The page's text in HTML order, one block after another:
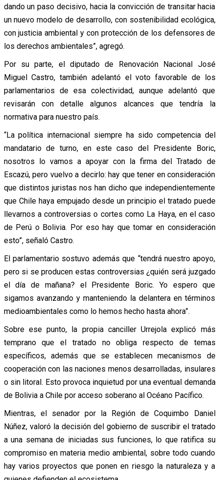
dando un paso decisivo, hacia la convicción de transitar hacia
un nuevo modelo de desarrollo, con sostenibilidad ecológica,
con justicia ambiental y con protección de los defensores de
los derechos ambientales”, agregó.
Por su parte, el diputado de Renovación Nacional José
Miguel Castro, también adelantó el voto favorable de los
parlamentarios de esa colectividad, aunque adelantó que
revisarán con detalle algunos alcances que tendría la
normativa para nuestro país.
“La política internacional siempre ha sido competencia del
mandatario de turno, en este caso del Presidente Boric,
nosotros lo vamos a apoyar con la firma del Tratado de
Escazú, pero vuelvo a decirlo: hay que tener en consideración
que distintos juristas nos han dicho que independientemente
que Chile haya empujado desde un principio el tratado puede
llevarnos a controversias o cortes como La Haya, en el caso
de Perú o Bolivia. Por eso hay que tomar en consideración
esto”, señaló Castro.
El parlamentario sostuvo además que “tendrá nuestro apoyo,
pero si se producen estas controversias ¿quién será juzgado
el día de mañana? el Presidente Boric. Yo espero que
sigamos avanzando y manteniendo la delantera en términos
medioambientales como lo hemos hecho hasta ahora”.
Sobre ese punto, la propia canciller Urrejola explicó más
temprano que el tratado no obliga respecto de temas
específicos, además que se establecen mecanismos de
cooperación con las naciones menos desarrolladas, insulares
o sin litoral. Esto provoca inquietud por una eventual demanda
de Bolivia a Chile por acceso soberano al Océano Pacífico.
Mientras, el senador por la Región de Coquimbo Daniel
Núñez, valoró la decisión del gobierno de suscribir el tratado
a una semana de iniciadas sus funciones, lo que ratifica su
compromiso en materia medio ambiental, sobre todo cuando
hay varios proyectos que ponen en riesgo la naturaleza y a